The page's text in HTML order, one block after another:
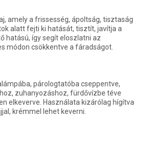
amely a frissesség, ápoltság, tisztaság
alatt fejti ki hatását, tisztít, javítja a
hatású, így segít eloszlatni az
módon csökkentve a fáradságot.
párologtatóba cseppentve,
zuhanyozáshoz, fürdővízbe téve
elkeverve. Használata kizárólag hígítva
krémmel lehet keverni.